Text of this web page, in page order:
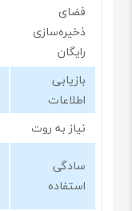
فضای
ذخیره‌سازی
رایگان
بازیابی
اطلاعات
نیاز به روت
سادگی
استفاده